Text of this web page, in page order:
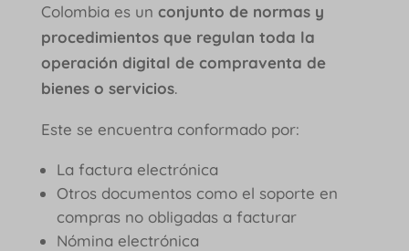
Colombia es un conjunto de normas y
procedimientos que regulan toda la
operación digital de compraventa de
bienes o servicios.
Este se encuentra conformado por:
La factura electrónica
Otros documentos como el soporte en
compras no obligadas a facturar
Nómina electrónica